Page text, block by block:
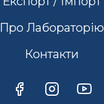
Про Лабораторію
Контакти